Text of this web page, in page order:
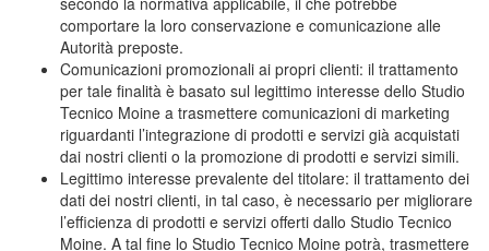
comportare la loro conservazione e comunicazione alle
Autorità preposte.
Comunicazioni promozionali ai propri clienti: il trattamento
per tale finalità è basato sul legittimo interesse dello Studio
Tecnico Moine a trasmettere comunicazioni di marketing
riguardanti l’integrazione di prodotti e servizi già acquistati
dai nostri clienti o la promozione di prodotti e servizi simili.
Legittimo interesse prevalente del titolare: il trattamento dei
dati dei nostri clienti, in tal caso, è necessario per migliorare
l’efficienza di prodotti e servizi offerti dallo Studio Tecnico
Moine. A tal fine lo Studio Tecnico Moine potrà, trasmettere